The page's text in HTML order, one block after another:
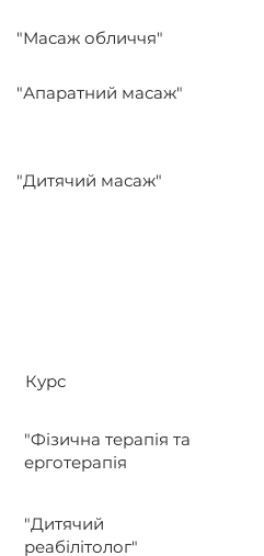
"Масаж обличчя"
"Апаратний масаж"
"Дитячий масаж"
Курс
"Фізична терапія та
ерготерапія
"Дитячий
реабілітолог"